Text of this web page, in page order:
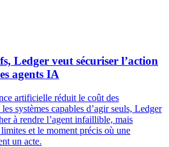
Ledger veut sécuriser l’action
agents IA
artificielle réduit le coût des
systèmes capables d’agir seuls, Ledger
à rendre l’agent infaillible, mais
et le moment précis où une
un acte.